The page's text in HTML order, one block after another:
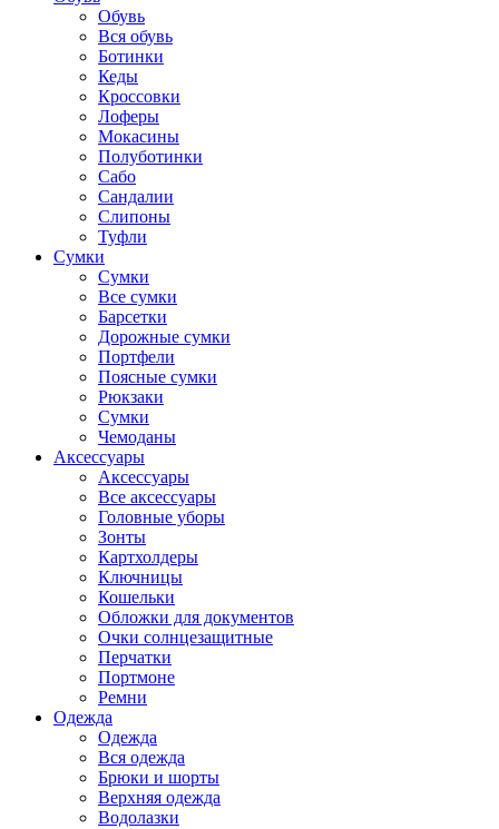
Обувь
Вся обувь
Ботинки
Кеды
Кроссовки
Лоферы
Мокасины
Полуботинки
Сабо
Сандалии
Слипоны
Туфли
Сумки
Сумки
Все сумки
Барсетки
Дорожные сумки
Портфели
Поясные сумки
Рюкзаки
Сумки
Чемоданы
Аксессуары
Аксессуары
Все аксессуары
Головные уборы
Зонты
Картхолдеры
Ключницы
Кошельки
Обложки для документов
Очки солнцезащитные
Перчатки
Портмоне
Ремни
Одежда
Одежда
Вся одежда
Брюки и шорты
Верхняя одежда
Водолазки